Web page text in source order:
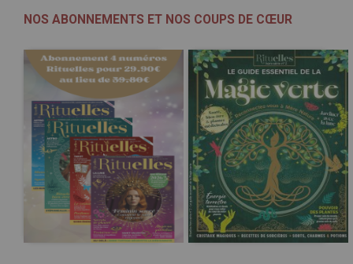
NOS ABONNEMENTS ET NOS COUPS DE CŒUR